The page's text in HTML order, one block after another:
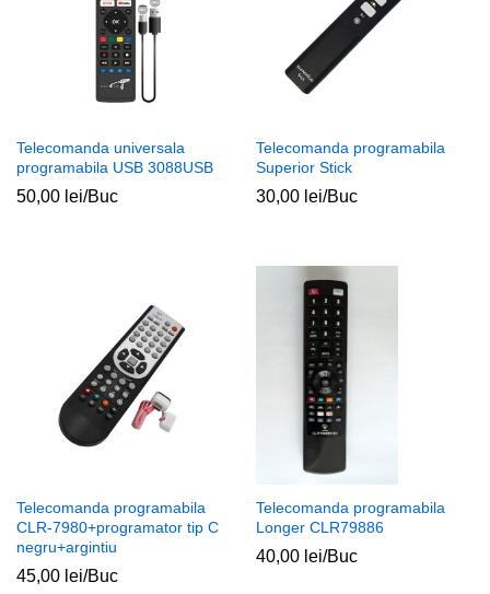
Telecomanda universala
programabila USB 3088USB
50,00 lei/Buc
Telecomanda programabila
Superior Stick
30,00 lei/Buc
Telecomanda programabila
CLR-7980+programator tip C
negru+argintiu
45,00 lei/Buc
Telecomanda programabila
Longer CLR79886
40,00 lei/Buc